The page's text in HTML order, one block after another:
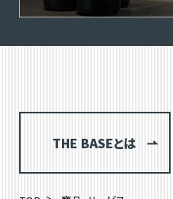
THE BASEとは